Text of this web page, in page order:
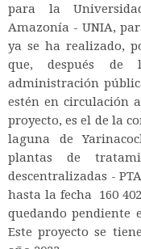
para la
Amazonía - UNIA,
ya se ha realizado,
que, después de
administración
estén en circulación
proyecto, es el de la
laguna de
plantas de
descentralizadas -
hasta la fecha 160
quedando pendiente
Este proyecto se